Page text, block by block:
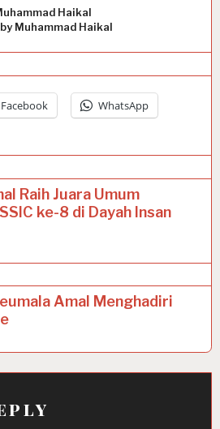
Haikal
Muhammad Haikal
Facebook WhatsApp
Raih Juara Umum
ke-8 di Dayah Insan
Amal Menghadiri